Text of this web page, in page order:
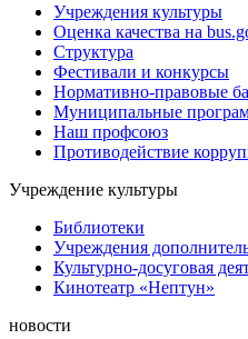
Учреждения культуры
Оценка качества на
Структура
Фестивали и конкурсы
Нормативно-правовые
Муниципальные
Наш профсоюз
Противодействие
Учреждение культуры
Библиотеки
Учреждения
Культурно-досуговая
Кинотеатр «Нептун»
новости